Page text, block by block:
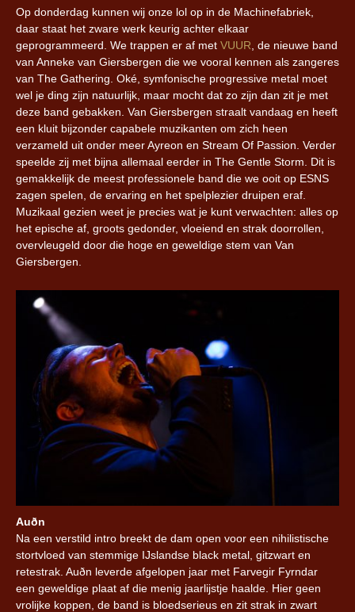
Op donderdag kunnen wij onze lol op in de Machinefabriek,
daar staat het zware werk keurig achter elkaar
geprogrammeerd. We trappen er af met VUUR , de nieuwe band
van Anneke van Giersbergen die we vooral kennen als zangeres
van The Gathering. Oké, symfonische progressive metal moet
wel je ding zijn natuurlijk, maar mocht dat zo zijn dan zit je met
deze band gebakken. Van Giersbergen straalt vandaag en heeft
een kluit bijzonder capabele muzikanten om zich heen
verzameld uit onder meer Ayreon en Stream Of Passion. Verder
speelde zij met bijna allemaal eerder in The Gentle Storm. Dit is
gemakkelijk de meest professionele band die we ooit op ESNS
zagen spelen, de ervaring en het spelplezier druipen eraf.
Muzikaal gezien weet je precies wat je kunt verwachten: alles op
het epische af, groots gedonder, vloeiend en strak doorrollen,
overvleugeld door die hoge en geweldige stem van Van
Giersbergen.
Auðn
Na een verstild intro breekt de dam open voor een nihilistische
stortvloed van stemmige IJslandse black metal, gitzwart en
retestrak. Auðn leverde afgelopen jaar met Farvegir Fyrndar
een geweldige plaat af die menig jaarlijstje haalde. Hier geen
vrolijke koppen, de band is bloedserieus en zit strak in zwart